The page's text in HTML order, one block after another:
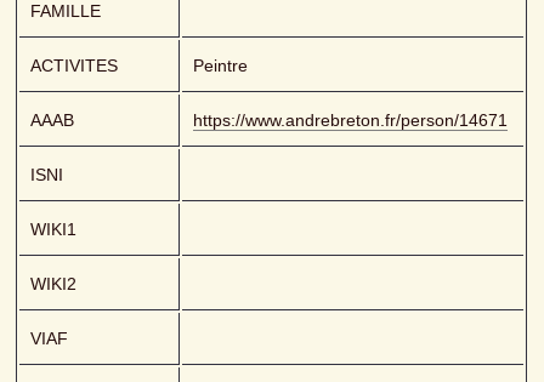
FAMILLE
ACTIVITES Peintre
AAAB https://www.andrebreton.fr/person/14671
ISNI
WIKI1
WIKI2
VIAF